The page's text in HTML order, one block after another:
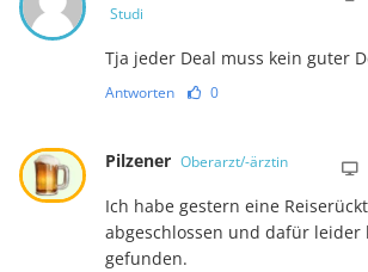
Studi
Tja jeder Deal muss kein guter
Antworten 0
Pilzener Oberarzt/-ärztin
Ich habe gestern eine
abgeschlossen und dafür leider
gefunden.